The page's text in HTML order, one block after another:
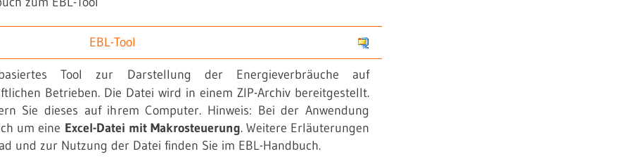
EBL-Tool
basiertes Tool zur Darstellung der Energieverbräuche auf
Betrieben. Die Datei wird in einem ZIP-Archiv bereitgestellt.
Sie dieses auf ihrem Computer. Hinweis: Bei der Anwendung
um eine Excel-Datei mit Makrosteuerung. Weitere Erläuterungen
und zur Nutzung der Datei finden Sie im EBL-Handbuch.